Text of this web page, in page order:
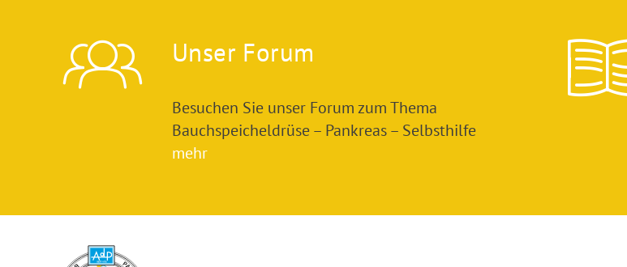
Unser Forum
Besuchen Sie unser Forum zum Thema
Bauchspeicheldrüse – Pankreas – Selbsthilfe
mehr